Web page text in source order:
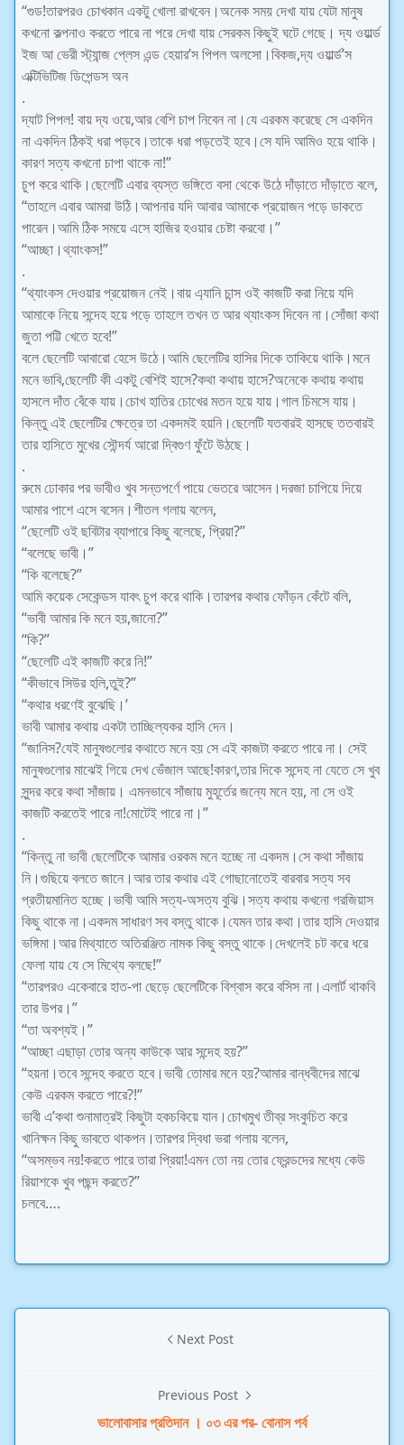
“গুড!তারপরও চোখকান একটু খোলা রাখবেন।অনেক সময় দেখা যায় যেটা মানুষ
কখনো কল্পনাও করতে পারে না পরে দেখা যায় সেরকম কিছুই ঘটে গেছে। দ্য ওয়ার্ল্ড
ইজ আ ভেরী স্ট্যান্জ প্লেস এন্ড হেয়ার’স পিপল অলসো।বিকজ,দ্য ওয়ার্ল্ড’স
এক্টিভিটিজ ডিপেন্ডস অন
.
দ্যাট পিপল! বায় দ্য ওয়ে,আর বেশি চাপ নিবেন না।যে এরকম করেছে সে একদিন
না একদিন ঠিকই ধরা পড়বে।তাকে ধরা পড়তেই হবে।সে যদি আমিও হয়ে থাকি।
কারণ সত্য কখনো চাপা থাকে না!”
চুপ করে থাকি।ছেলেটি এবার ব্যস্ত ভঙ্গিতে বসা থেকে উঠে দাঁড়াতে দাঁড়াতে বলে,
“তাহলে এবার আমরা উঠি।আপনার যদি আবার আমাকে প্রয়োজন পড়ে ডাকতে
পারেন।আমি ঠিক সময়ে এসে হাজির হওয়ার চেষ্টা করবো।”
“আচ্ছা।থ্যাংকস!”
.
“থ্যাংকস দেওয়ার প্রয়োজন নেই।বায় এ্যানি চান্স ওই কাজটি করা নিয়ে যদি
আমাকে নিয়ে সন্দেহ হয়ে পড়ে তাহলে তখন ত আর থ্যাংকস দিবেন না।সোঁজা কথা
জুতা পট্টি খেতে হবে!”
বলে ছেলেটি আবারো হেসে উঠে।আমি ছেলেটির হাসির দিকে তাকিয়ে থাকি।মনে
মনে ভাবি,ছেলেটি কী একটু বেশিই হাসে?কথা কথায় হাসে?অনেকে কথায় কথায়
হাসলে দাঁত বেঁকে যায়।চোখ হাতির চোখের মতন হয়ে যায়।গাল চিমসে যায়।
কিন্তু এই ছেলেটির ক্ষেত্রে তা একদমই হয়নি।ছেলেটি যতবারই হাসছে ততবারই
তার হাসিতে মুখের সৌন্দর্য আরো দ্বিগুণ ফুঁটে উঠছে।
.
রুমে ঢোকার পর ভাবীও খুব সন্তপর্ণে পায়ে ভেতরে আসেন।দরজা চাপিয়ে দিয়ে
আমার পাশে এসে বসেন।শীতল গলায় বলেন,
“ছেলেটি ওই ছবিটার ব্যাপারে কিছু বলেছে, প্রিয়া?”
“বলেছে ভাবী।”
“কি বলেছে?”
আমি কয়েক সেকেন্ডস যাবৎ চুপ করে থাকি।তারপর কথার ফোঁড়ন কেঁটে বলি,
“ভাবী আমার কি মনে হয়,জানো?”
“কি?”
“ছেলেটি এই কাজটি করে নি!”
“কীভাবে সিউর হলি,তুই?”
“কথার ধরণেই বুঝেছি।’
ভাবী আমার কথায় একটা তাচ্ছিল্যকর হাসি দেন।
“জানিস?যেই মানুষগুলোর কথাতে মনে হয় সে এই কাজটা করতে পারে না। সেই
মানুষগুলোর মাঝেই গিয়ে দেখ ভেঁজাল আছে!কারণ,তার দিকে সন্দেহ না যেতে সে খুব
সুন্দর করে কথা সাঁজায়। এমনভাবে সাঁজায় মুহূর্তের জন্যে মনে হয়, না সে ওই
কাজটি করতেই পারে না!মোটেই পারে না।”
.
“কিন্তু না ভাবী ছেলেটিকে আমার ওরকম মনে হচ্ছে না একদম।সে কথা সাঁজায়
নি।গুছিয়ে বলতে জানে।আর তার কথার এই গোছানোতেই বারবার সত্য সব
প্রতীয়মানিত হচ্ছে।ভাবী আমি সত্য-অসত্য বুঝি।সত্য কথায় কখনো গরজিয়াস
কিছু থাকে না।একদম সাধারণ সব বস্তু থাকে।যেমন তার কথা।তার হাসি দেওয়ার
ভঙ্গিমা।আর মিথ্যাতে অতিরঞ্জিত নামক কিছু বস্তু থাকে।দেখলেই চট করে ধরে
ফেলা যায় যে সে মিথ্যে বলছে!”
“তারপরও একেবারে হাত-পা ছেড়ে ছেলেটিকে বিশ্বাস করে বসিস না।এলার্ট থাকবি
তার উপর।”
“তা অবশ্যই।”
“আচ্ছা এছাড়া তোর অন্য কাউকে আর সন্দেহ হয়?”
“হয়না।তবে সন্দেহ করতে হবে।ভাবী তোমার মনে হয়?আমার বান্ধবীদের মাঝে
কেউ এরকম করতে পারে?!”
ভাবী এ’কথা শুনামাত্রই কিছুটা হকচকিয়ে যান।চোখমুখ তীব্র সংকুচিত করে
খানিক্ষন কিছু ভাবতে থাকপন।তারপর দ্বিধা ভরা গলায় বলেন,
“অসম্ভব নয়!করতে পারে তারা প্রিয়া!এমন তো নয় তোর ফ্রেন্ডদের মধ্যে কেউ
রিয়াশকে খুব পছন্দ করতে?”
চলবে….
Next Post
Previous Post
ভালোবাসার প্রতিদান । ০৩ এর পর- বোনাস পর্ব